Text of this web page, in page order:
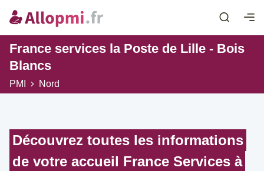
France services la Poste de Lille - Bois
Blancs
PMI Nord
Découvrez toutes les informations
de votre accueil France Services à